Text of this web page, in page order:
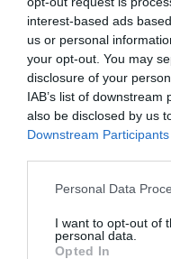
interest-based ads
us or personal
your opt-out. You may
disclosure of your
IAB’s list of
also be disclosed by us
Downstream Participants
Personal Data
I want to opt-out of
personal data.
Opted In